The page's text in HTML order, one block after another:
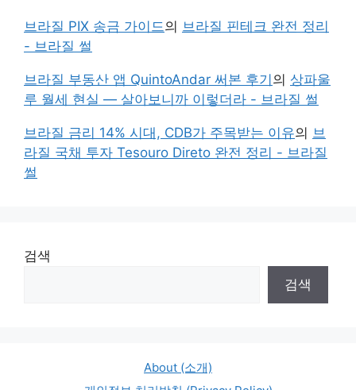
브라질 PIX 송금 가이드의 브라질 핀테크 완전 정리
- 브라질 썰
브라질 부동산 앱 QuintoAndar 써본 후기의 상파울
루 월세 현실 — 살아보니까 이렇더라 - 브라질 썰
브라질 금리 14% 시대, CDB가 주목받는 이유의 브
라질 국채 투자 Tesouro Direto 완전 정리 - 브라질
썰
검색
검색
About (소개)